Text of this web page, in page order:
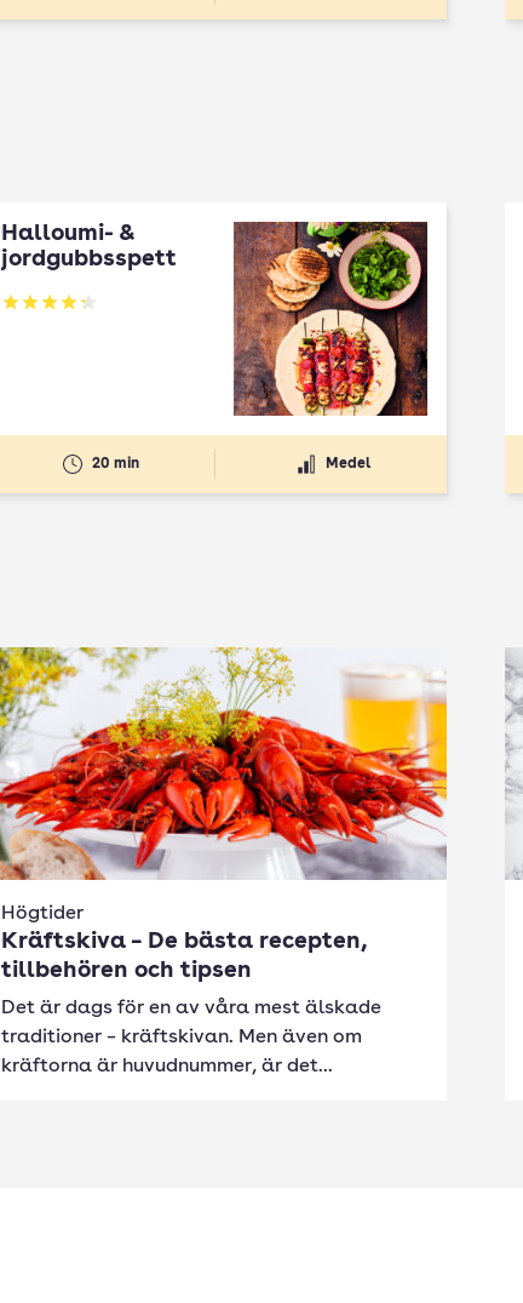
Halloumi- &
jordgubbsspett
Betyg: 4.3 av 5
20 min Medel
Högtider
Kräftskiva – De bästa recepten,
tillbehören och tipsen
Det är dags för en av våra mest älskade
traditioner – kräftskivan. Men även om
kräftorna är huvudnummer, är det...